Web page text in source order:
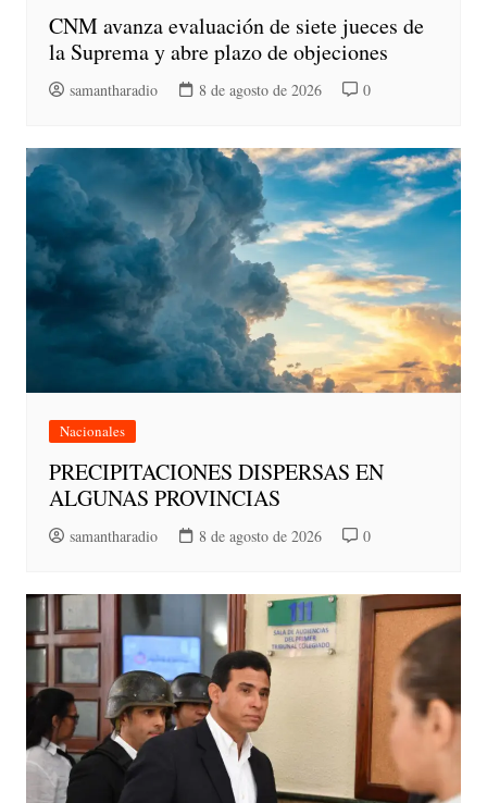
CNM avanza evaluación de siete jueces de
la Suprema y abre plazo de objeciones
samantharadio 8 de agosto de 2026 0
Nacionales
PRECIPITACIONES DISPERSAS EN
ALGUNAS PROVINCIAS
samantharadio 8 de agosto de 2026 0